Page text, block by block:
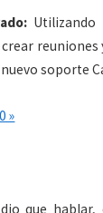
Utilizando
crear
soporte
»
que hablar,